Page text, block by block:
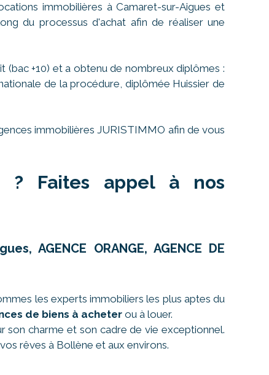
immobilières à Camaret-sur-Aigues et
du processus d'achat afin de réaliser une
+10) et a obtenu de nombreux diplômes :
de la procédure, diplômée Huissier de
immobilières JURISTIMMO afin de vous
? Faites appel à nos
AGENCE ORANGE, AGENCE DE
les experts immobiliers les plus aptes du
de biens à acheter ou à louer.
son charme et son cadre de vie exceptionnel.
rêves à Bollène et aux environs.